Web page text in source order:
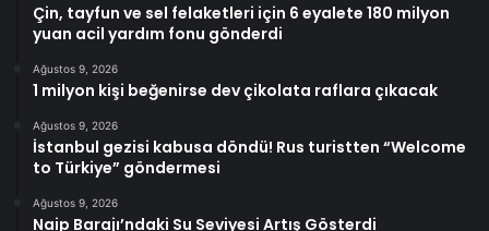
Çin, tayfun ve sel felaketleri için 6 eyalete 180 milyon
yuan acil yardım fonu gönderdi
Ağustos 9, 2026
1 milyon kişi beğenirse dev çikolata raflara çıkacak
Ağustos 9, 2026
İstanbul gezisi kabusa döndü! Rus turistten “Welcome
to Türkiye” göndermesi
Ağustos 9, 2026
Naip Barajı’ndaki Su Seviyesi Artış Gösterdi